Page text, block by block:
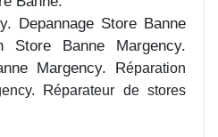
Depannage Store Banne
Store Banne Margency.
Margency. Réparation
Réparateur de stores